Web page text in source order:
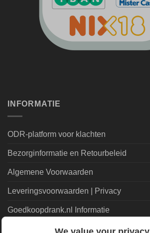
INFORMATIE
ODR-platform voor klachten
Bezorginformatie en Retourbeleid
Algemene Voorwaarden
Leveringsvoorwaarden | Privacy
Goedkoopdrank.nl Informatie